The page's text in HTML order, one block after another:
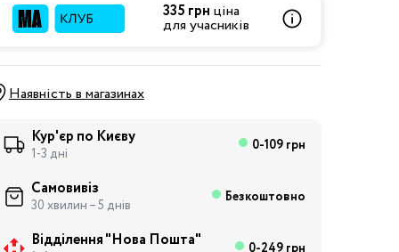
335 грн ціна
для учасників
Наявність в магазинах
Кур'єр по Києву
1-3 дні 0-109 грн
Самовивіз
30 хвилин – 5 днів Безкоштовно
Відділення "Нова Пошта" 0-249 грн